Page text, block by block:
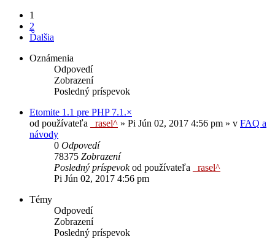
1
2
Ďalšia
Oznámenia
Odpovedí
Zobrazení
Posledný príspevok
Etomite 1.1 pre PHP 7.1.×
od používateľa
_rasel^ » Pi Jún 02, 2017 4:56 pm » v FAQ a
návody
0 Odpovedí
78375 Zobrazení
Posledný príspevokod používateľa
_rasel^
Pi Jún 02, 2017 4:56 pm
Témy
Odpovedí
Zobrazení
Posledný príspevok